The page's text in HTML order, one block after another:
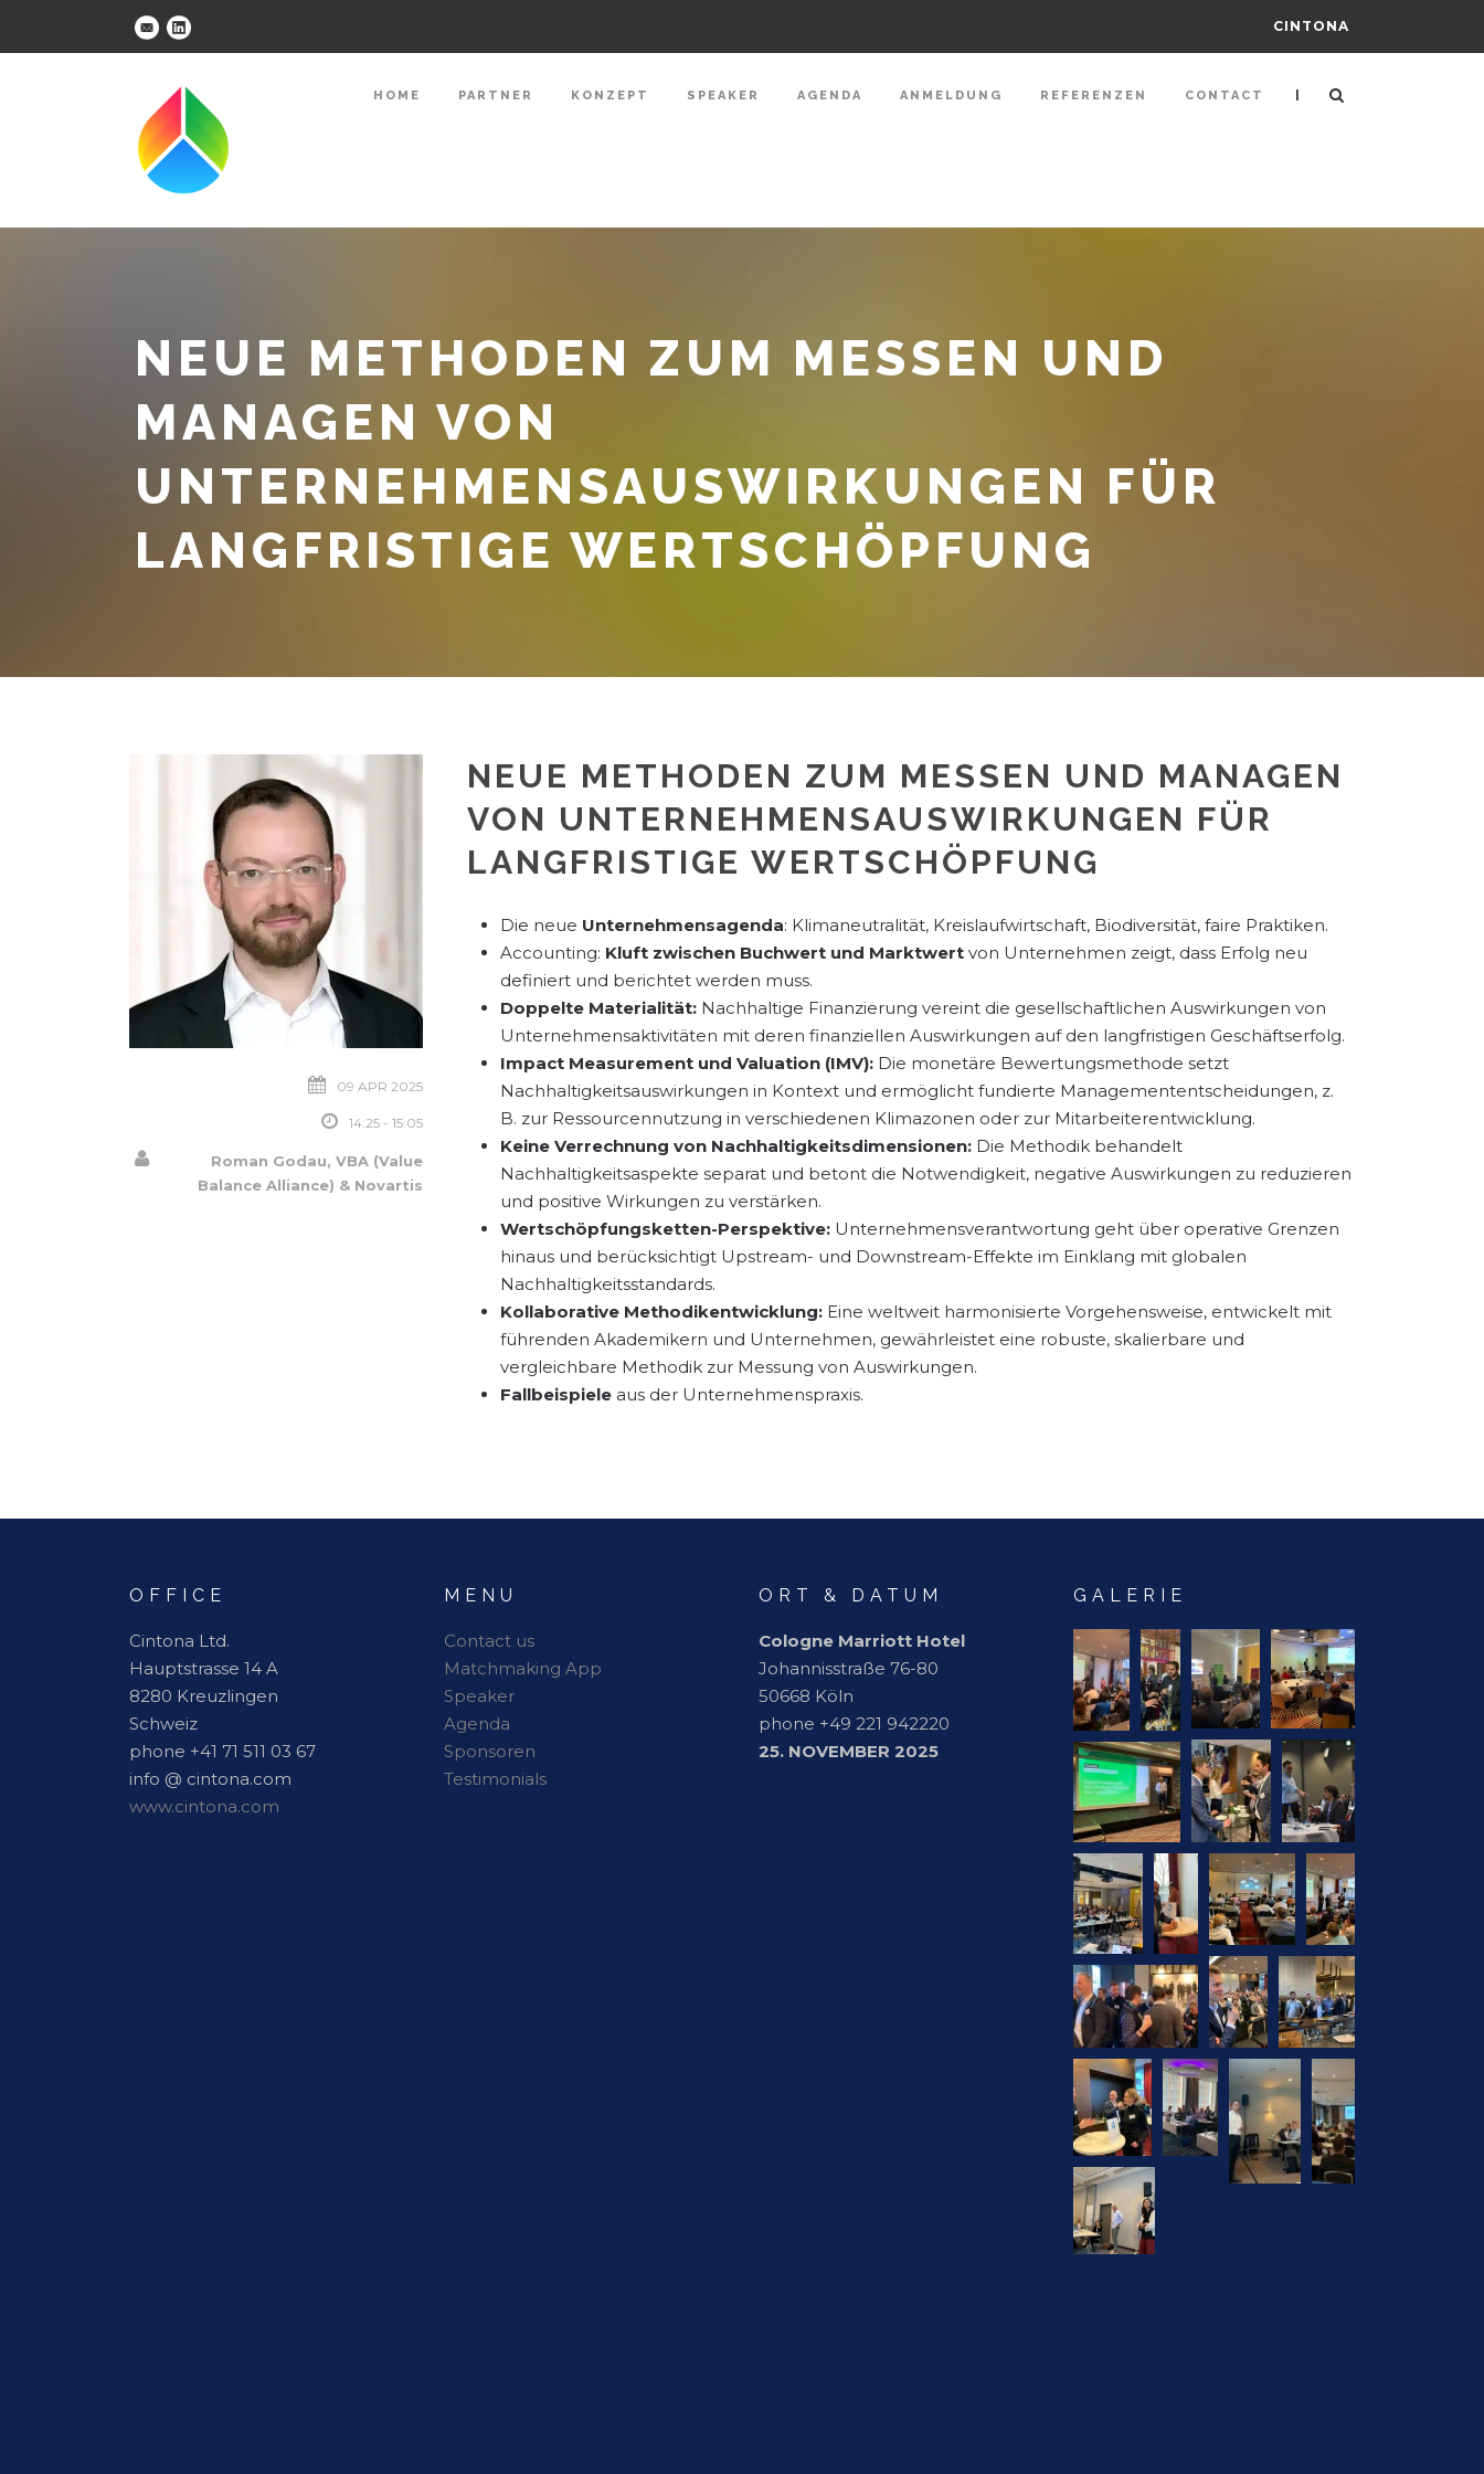
CINTONA
HOME PARTNER KONZEPT SPEAKER AGENDA ANMELDUNG REFERENZEN CONTACT |
NEUE METHODEN ZUM MESSEN UND
MANAGEN VON
UNTERNEHMENSAUSWIRKUNGEN FÜR
LANGFRISTIGE WERTSCHÖPFUNG
09 APR 2025
14:25 - 15:05
Roman Godau, VBA (Value
Balance Alliance) & Novartis
NEUE METHODEN ZUM MESSEN UND MANAGEN
VON UNTERNEHMENSAUSWIRKUNGEN FÜR
LANGFRISTIGE WERTSCHÖPFUNG
Die neue Unternehmensagenda: Klimaneutralität, Kreislaufwirtschaft, Biodiversität, faire Praktiken.
Accounting: Kluft zwischen Buchwert und Marktwert von Unternehmen zeigt, dass Erfolg neu
definiert und berichtet werden muss.
Doppelte Materialität: Nachhaltige Finanzierung vereint die gesellschaftlichen Auswirkungen von
Unternehmensaktivitäten mit deren finanziellen Auswirkungen auf den langfristigen Geschäftserfolg.
Impact Measurement und Valuation (IMV): Die monetäre Bewertungsmethode setzt
Nachhaltigkeitsauswirkungen in Kontext und ermöglicht fundierte Managemententscheidungen, z.
B. zur Ressourcennutzung in verschiedenen Klimazonen oder zur Mitarbeiterentwicklung.
Keine Verrechnung von Nachhaltigkeitsdimensionen: Die Methodik behandelt
Nachhaltigkeitsaspekte separat und betont die Notwendigkeit, negative Auswirkungen zu reduzieren
und positive Wirkungen zu verstärken.
Wertschöpfungsketten-Perspektive: Unternehmensverantwortung geht über operative Grenzen
hinaus und berücksichtigt Upstream- und Downstream-Effekte im Einklang mit globalen
Nachhaltigkeitsstandards.
Kollaborative Methodikentwicklung: Eine weltweit harmonisierte Vorgehensweise, entwickelt mit
führenden Akademikern und Unternehmen, gewährleistet eine robuste, skalierbare und
vergleichbare Methodik zur Messung von Auswirkungen.
Fallbeispiele aus der Unternehmenspraxis.
OFFICE
Cintona Ltd.
Hauptstrasse 14 A
8280 Kreuzlingen
Schweiz
phone +41 71 511 03 67
info @ cintona.com
www.cintona.com
MENU
Contact us
Matchmaking App
Speaker
Agenda
Sponsoren
Testimonials
ORT & DATUM
Cologne Marriott Hotel
Johannisstraße 76-80
50668 Köln
phone +49 221 942220
25. NOVEMBER 2025
GALERIE